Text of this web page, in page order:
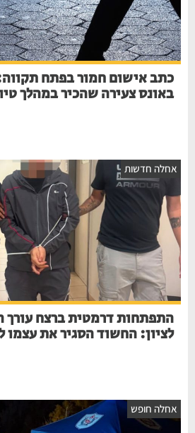
כתב אישום חמור בפתח
באונס צעירה שהכיר במהלך
אחלה חדשות
התפתחות דרמטית ברצח עורך
לציון: החשוד הסגיר את
אחלה חופש